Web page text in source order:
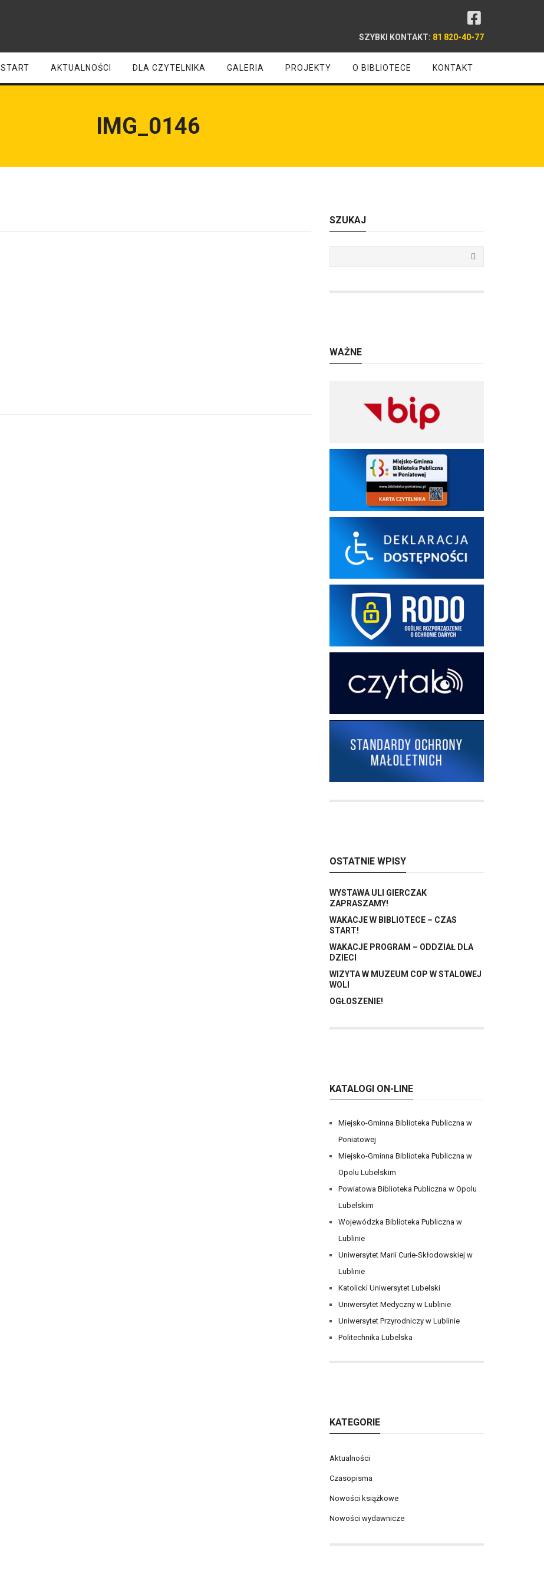
SZYBKI KONTAKT: 81 820-40-77
START AKTUALNOŚCI DLA CZYTELNIKA GALERIA PROJEKTY O BIBLIOTECE KONTAKT
IMG_0146
SZUKAJ
WAŻNE
OSTATNIE WPISY
WYSTAWA ULI GIERCZAK
ZAPRASZAMY!
WAKACJE W BIBLIOTECE – CZAS
START!
WAKACJE PROGRAM – ODDZIAŁ DLA
DZIECI
WIZYTA W MUZEUM COP W STALOWEJ
WOLI
OGŁOSZENIE!
KATALOGI ON-LINE
Miejsko-Gminna Biblioteka Publiczna w
Poniatowej
Miejsko-Gminna Biblioteka Publiczna w
Opolu Lubelskim
Powiatowa Biblioteka Publiczna w Opolu
Lubelskim
Wojewódzka Biblioteka Publiczna w
Lublinie
Uniwersytet Marii Curie-Skłodowskiej w
Lublinie
Katolicki Uniwersytet Lubelski
Uniwersytet Medyczny w Lublinie
Uniwersytet Przyrodniczy w Lublinie
Politechnika Lubelska
KATEGORIE
Aktualności
Czasopisma
Nowości książkowe
Nowości wydawnicze